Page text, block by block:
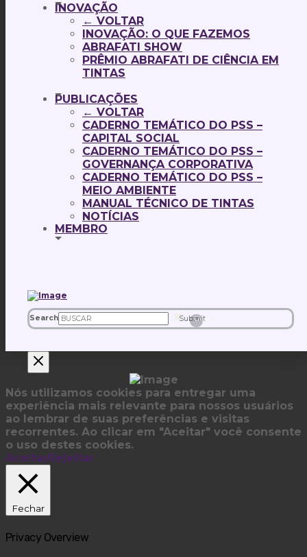
INOVAÇÃO
← VOLTAR
INOVAÇÃO: O QUE FAZEMOS
ABRAFATI SHOW
PRÊMIO ABRAFATI DE CIÊNCIA EM
TINTAS
PUBLICAÇÕES
← VOLTAR
CADERNO TEMÁTICO DO PSS –
CAPITAL SOCIAL
CADERNO TEMÁTICO DO PSS –
GOVERNANÇA CORPORATIVA
CADERNO TEMÁTICO DO PSS –
MEIO AMBIENTE
MANUAL TÉCNICO DE TINTAS
NOTÍCIAS
MEMBRO
Search Submit
Clear
Nós utilizamos cookies para entregar uma
experiência mais relevante para nossos usuários
ao lembrar de suas preferências e visitas
recorrentes. Ao clicar em "Aceitar" você consente
o uso destes cookies.
Aceitar Rejeitar
Fechar
Privacy Overview